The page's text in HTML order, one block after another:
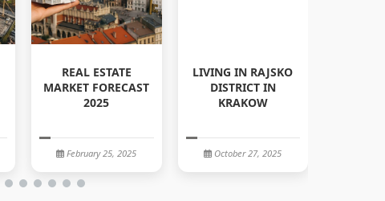
REAL ESTATE
MARKET FORECAST
2025
February 25, 2025
LIVING IN RAJSKO
DISTRICT IN
KRAKOW
October 27, 2025